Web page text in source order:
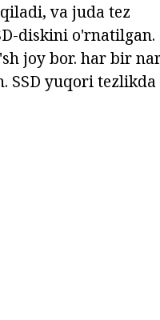
va juda tez
diskini o'rnatilgan.
joy bor. har bir
SSD yuqori tezlikda